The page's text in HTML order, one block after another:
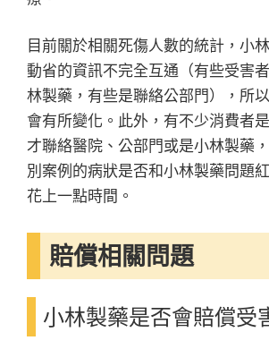
目前關於相關死傷人數的統計，小
動省的資訊不完全互通（有些受害
林製藥，有些是聯絡公部門），所
會有所變化。此外，有不少消費者
才聯絡醫院、公部門或是小林製藥
別案例的病狀是否和小林製藥問題
花上一點時間。
賠償相關問題
小林製藥是否會賠償受